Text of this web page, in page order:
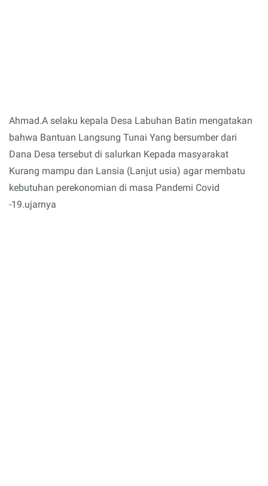
Ahmad.A selaku kepala Desa Labuhan Batin mengatakan
bahwa Bantuan Langsung Tunai Yang bersumber dari
Dana Desa tersebut di salurkan Kepada masyarakat
Kurang mampu dan Lansia (Lanjut usia) agar membatu
kebutuhan perekonomian di masa Pandemi Covid
-19.ujarnya